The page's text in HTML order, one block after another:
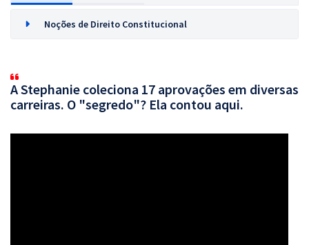
Noções de Direito Constitucional
A Stephanie coleciona 17 aprovações em diversas
carreiras. O "segredo"? Ela contou aqui.